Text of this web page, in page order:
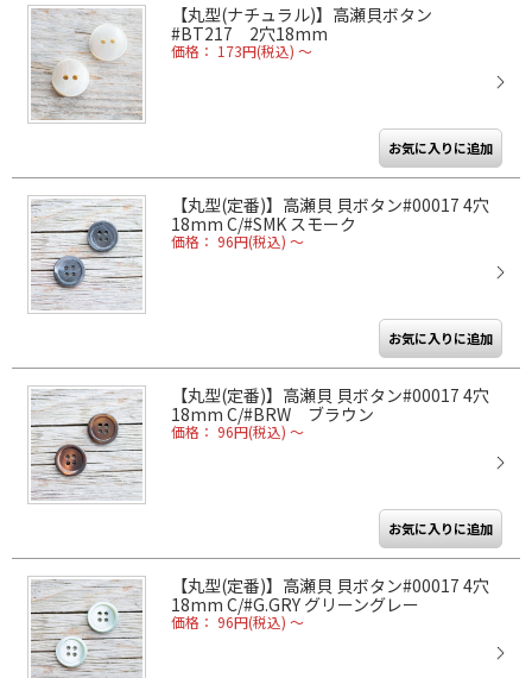
【丸型(ナチュラル)】高瀬貝ボタン
#BT217 2穴18mm
価格： 173円(税込) ～
【丸型(定番)】高瀬貝 貝ボタン#00017 4穴
18mm C/#SMK スモーク
価格： 96円(税込) ～
【丸型(定番)】高瀬貝 貝ボタン#00017 4穴
18mm C/#BRW ブラウン
価格： 96円(税込) ～
【丸型(定番)】高瀬貝 貝ボタン#00017 4穴
18mm C/#G.GRY グリーングレー
価格： 96円(税込) ～